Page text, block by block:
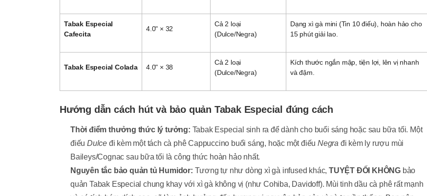
Tabak Especial
Cafecita
4.0" × 32
Cả 2 loại
(Dulce/Negra)
Dạng xì gà mini (Tin 10 điếu), hoàn hảo cho
15 phút giải lao.
Tabak Especial Colada 4.0" × 38
Cả 2 loại
(Dulce/Negra)
Kích thước ngắn mập, tiện lợi, lên vị nhanh
và đậm.
Hướng dẫn cách hút và bảo quản Tabak Especial đúng cách
Thời điểm thưởng thức lý tưởng: Tabak Especial sinh ra để dành cho buổi sáng hoặc sau bữa tối. Một
điếu Dulce đi kèm một tách cà phê Cappuccino buổi sáng, hoặc một điếu Negra đi kèm ly rượu mùi
Baileys/Cognac sau bữa tối là công thức hoàn hảo nhất.
Nguyên tắc bảo quản tủ Humidor: Tương tự như dòng xì gà infused khác,TUYỆT ĐỐI KHÔNG bảo
quản Tabak Especial chung khay với xì gà không vị (như Cohiba, Davidoff). Mùi tinh dầu cà phê rất mạnh